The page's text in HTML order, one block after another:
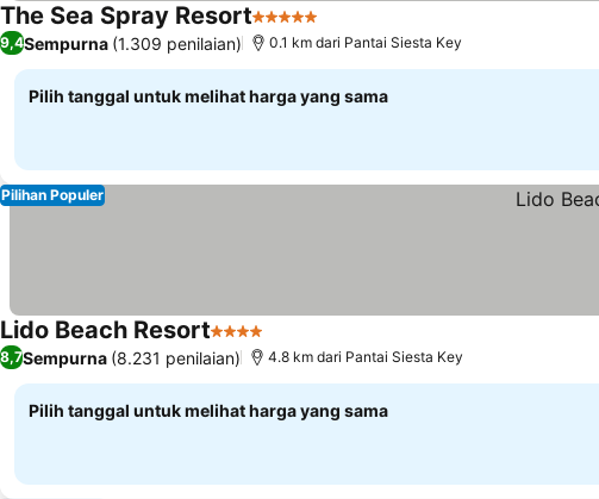
The Sea Spray Resort5 Bintang
9,4Sempurna (1.309 penilaian) 0.1 km dari Pantai Siesta Key
Pilih tanggal untuk melihat harga yang sama
Pilihan Populer
Lido Beach Resort4 Bintang
8,7Sempurna (8.231 penilaian) 4.8 km dari Pantai Siesta Key
Pilih tanggal untuk melihat harga yang sama